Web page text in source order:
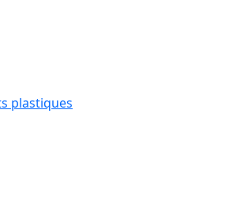
plastiques